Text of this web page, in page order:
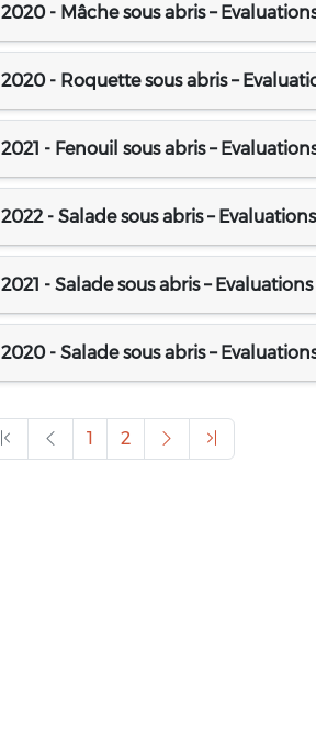
2020 - Mâche sous abris –
2020 - Roquette sous abris –
2021 - Fenouil sous abris –
2022 - Salade sous abris –
2021 - Salade sous abris –
2020 - Salade sous abris –
1 2